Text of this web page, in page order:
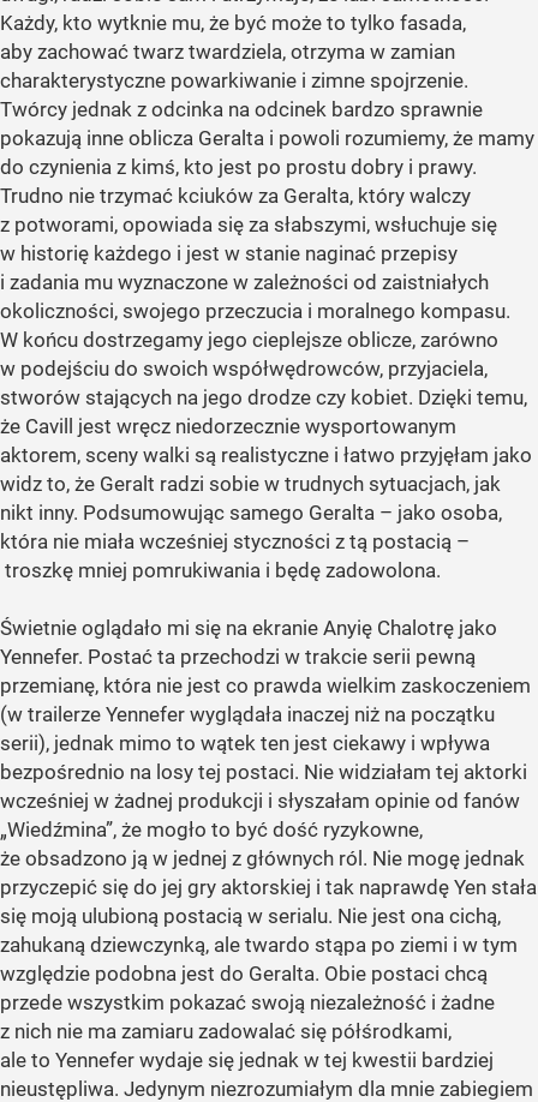
Każdy, kto wytknie mu, że być może to tylko fasada,
aby zachować twarz twardziela, otrzyma w zamian
charakterystyczne powarkiwanie i zimne spojrzenie.
Twórcy jednak z odcinka na odcinek bardzo sprawnie
pokazują inne oblicza Geralta i powoli rozumiemy, że mamy
do czynienia z kimś, kto jest po prostu dobry i prawy.
Trudno nie trzymać kciuków za Geralta, który walczy
z potworami, opowiada się za słabszymi, wsłuchuje się
w historię każdego i jest w stanie naginać przepisy
i zadania mu wyznaczone w zależności od zaistniałych
okoliczności, swojego przeczucia i moralnego kompasu.
W końcu dostrzegamy jego cieplejsze oblicze, zarówno
w podejściu do swoich współwędrowców, przyjaciela,
stworów stających na jego drodze czy kobiet. Dzięki temu,
że Cavill jest wręcz niedorzecznie wysportowanym
aktorem, sceny walki są realistyczne i łatwo przyjęłam jako
widz to, że Geralt radzi sobie w trudnych sytuacjach, jak
nikt inny. Podsumowując samego Geralta – jako osoba,
która nie miała wcześniej styczności z tą postacią –
troszkę mniej pomrukiwania i będę zadowolona.
Świetnie oglądało mi się na ekranie Anyię Chalotrę jako
Yennefer. Postać ta przechodzi w trakcie serii pewną
przemianę, która nie jest co prawda wielkim zaskoczeniem
(w trailerze Yennefer wyglądała inaczej niż na początku
serii), jednak mimo to wątek ten jest ciekawy i wpływa
bezpośrednio na losy tej postaci. Nie widziałam tej aktorki
wcześniej w żadnej produkcji i słyszałam opinie od fanów
„Wiedźmina”, że mogło to być dość ryzykowne,
że obsadzono ją w jednej z głównych ról. Nie mogę jednak
przyczepić się do jej gry aktorskiej i tak naprawdę Yen stała
się moją ulubioną postacią w serialu. Nie jest ona cichą,
zahukaną dziewczynką, ale twardo stąpa po ziemi i w tym
względzie podobna jest do Geralta. Obie postaci chcą
przede wszystkim pokazać swoją niezależność i żadne
z nich nie ma zamiaru zadowalać się półśrodkami,
ale to Yennefer wydaje się jednak w tej kwestii bardziej
nieustępliwa. Jedynym niezrozumiałym dla mnie zabiegiem